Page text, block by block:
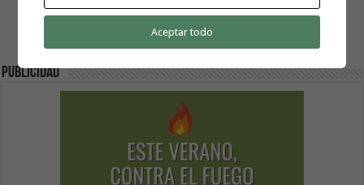
Publicidad
Aceptar todo